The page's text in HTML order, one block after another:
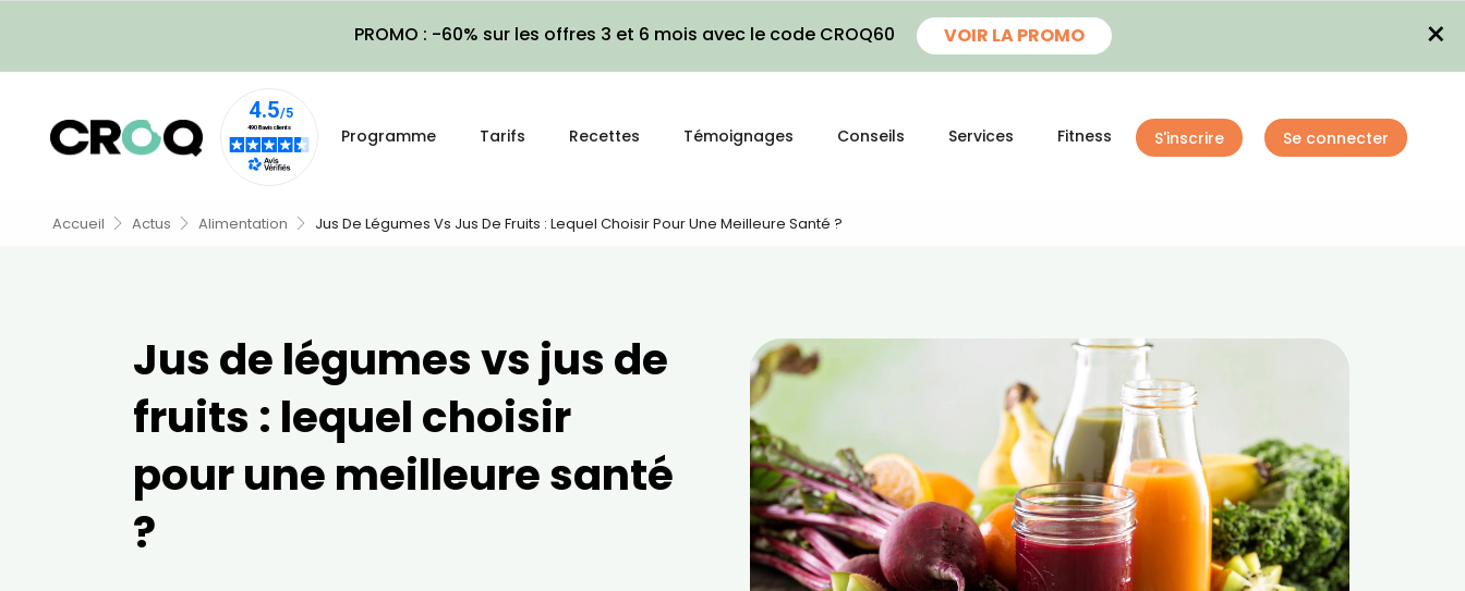
PROMO : -60% sur les offres 3 et 6 mois avec le code CROQ60 VOIR LA PROMO ×
Programme Tarifs Recettes Témoignages Conseils Services Fitness S'inscrire Se connecter
Accueil Actus Alimentation Jus De Légumes Vs Jus De Fruits : Lequel Choisir Pour Une Meilleure Santé ?
Jus de légumes vs jus de
fruits : lequel choisir
pour une meilleure santé
?